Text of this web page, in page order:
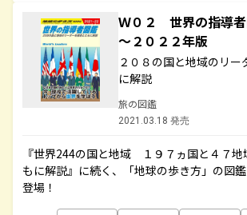
Ｗ０２ 世界の指導
～２０２２年版
２０８の国と地域のリー
に解説
旅の図鑑
2021.03.18 発売
『世界244の国と地域 １９７ヵ国と４７地
もに解説』に続く、「地球の歩き方」の図
登場！